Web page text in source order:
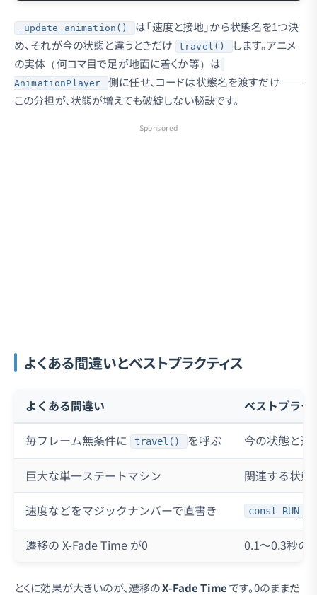
_update_animation()
は「速度と接地」から状態名を1つ決
め、それが今の状態と違うときだけ
travel()
します。アニメ
の実体（何コマ目で足が地面に着くか等）は
AnimationPlayer
側に任せ、コードは状態名を渡すだけ——
この分担が、状態が増えても破綻しない秘訣です。
Sponsored
よくある間違いとベストプラクティス
よくある間違い ベストプラク
毎フレーム無条件に travel() を呼ぶ 今の状態と
巨大な単一ステートマシン 関連する状態
速度などをマジックナンバーで直書き const
遷移の X-Fade Time が0 0.1〜0.3秒の
とくに効果が大きいのが、遷移のX-Fade Timeです。0のままだ